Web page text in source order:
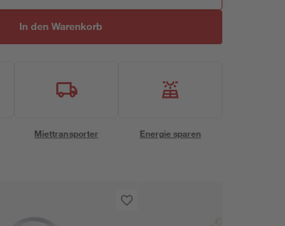
In den Warenkorb
Miettransporter Energie sparen